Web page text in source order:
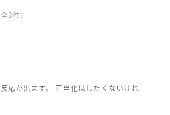
全3件）
応が出ます。 正当化はしたくないけれ